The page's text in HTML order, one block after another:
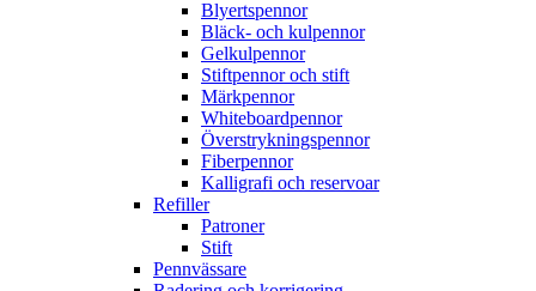
Blyertspennor
Bläck- och kulpennor
Gelkulpennor
Stiftpennor och stift
Märkpennor
Whiteboardpennor
Överstrykningspennor
Fiberpennor
Kalligrafi och reservoar
Refiller
Patroner
Stift
Pennvässare